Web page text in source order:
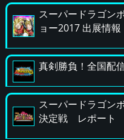
スーパードラゴン
ョー2017 出展情報
真剣勝負！全国配
スーパードラゴン
決定戦 レポート